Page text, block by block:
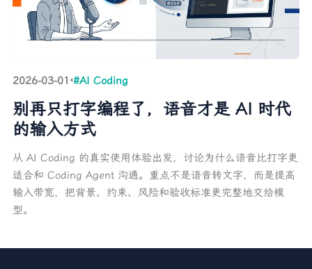
2026-03-01 ·#AI Coding
别再只打字编程了，语音才是 AI 时代
的输入方式
从 AI Coding 的真实使用体验出发，讨论为什么语音比打字更
适合和 Coding Agent 沟通。重点不是语音转文字，而是提高
输入带宽，把背景、约束、风险和验收标准更完整地交给模
型。